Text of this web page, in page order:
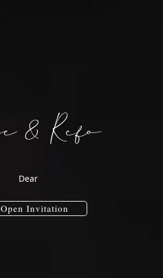
Veve
&
& Refo
Dear
Open Invitation